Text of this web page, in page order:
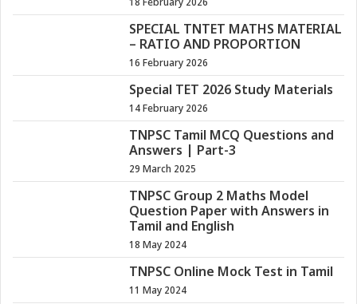
18 February 2026
SPECIAL TNTET MATHS MATERIAL
– RATIO AND PROPORTION
16 February 2026
Special TET 2026 Study Materials
14 February 2026
TNPSC Tamil MCQ Questions and
Answers | Part-3
29 March 2025
TNPSC Group 2 Maths Model
Question Paper with Answers in
Tamil and English
18 May 2024
TNPSC Online Mock Test in Tamil
11 May 2024